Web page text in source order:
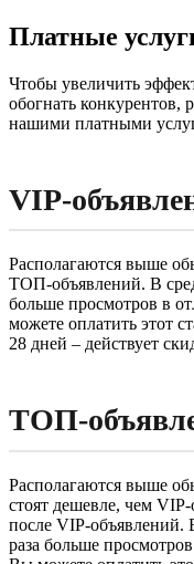
Платные
Чтобы увеличить
обогнать конкурентов,
нашими платными
VIP-
Располагаются выше
ТОП-объявлений. В
больше просмотров в
можете оплатить этот
28 дней – действует
ТОП-
Располагаются выше
стоят дешевле, чем
после VIP-
раза больше